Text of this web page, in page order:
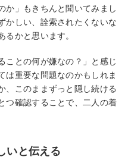
か」もきちんと聞いてみまし
かしい、詮索されたくないな
るかと思います。
ことの何が嫌なの？」と感じ
は重要な問題なのかもしれま
、このままずっと隠し続ける
つ確認することで、二人の着
いと伝える